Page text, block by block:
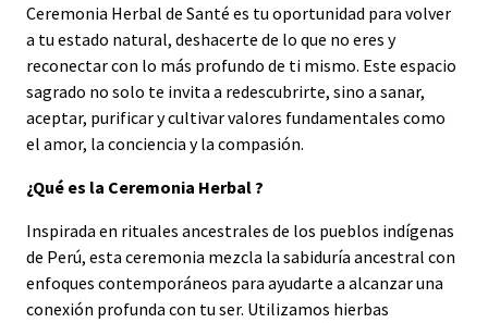
Ceremonia Herbal de Santé es tu oportunidad para volver
a tu estado natural, deshacerte de lo que no eres y
reconectar con lo más profundo de ti mismo. Este espacio
sagrado no solo te invita a redescubrirte, sino a sanar,
aceptar, purificar y cultivar valores fundamentales como
el amor, la conciencia y la compasión.
¿Qué es la Ceremonia Herbal ?
Inspirada en rituales ancestrales de los pueblos indígenas
de Perú, esta ceremonia mezcla la sabiduría ancestral con
enfoques contemporáneos para ayudarte a alcanzar una
conexión profunda con tu ser. Utilizamos hierbas